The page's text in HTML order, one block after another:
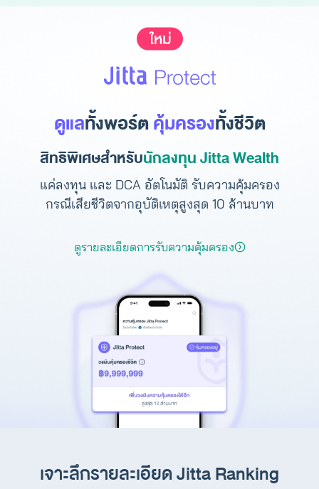
ดูแลทั้งพอร์ตคุ้มครองทั้งชีวิต
สิทธิพิเศษสำหรับนักลงทุน Jitta Wealth
แค่ลงทุน และ DCA อัตโนมัติ รับความคุ้มครอง
กรณีเสียชีวิตจากอุบัติเหตุสูงสุด 10 ล้านบาท
ดูรายละเอียดการรับความคุ้มครอง
เจาะลึกรายละเอียด Jitta Ranking